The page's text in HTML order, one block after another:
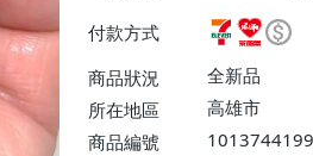
爾富取貨付
運【免運費
型/超重物品
付款方式
商品狀況
全新品
所在地區
高雄市
商品編號